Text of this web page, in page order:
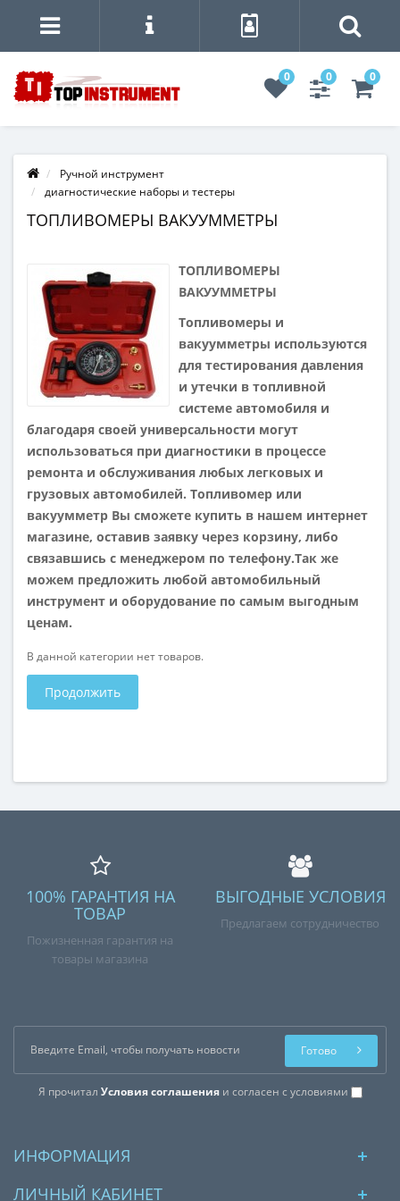
0 0 0
Ручной инструмент
диагностические наборы и тестеры
ТОПЛИВОМЕРЫ ВАКУУММЕТРЫ
ТОПЛИВОМЕРЫ
ВАКУУММЕТРЫ
Топливомеры и
вакуумметры используются
для тестирования давления
и утечки в топливной
системе автомобиля и
благодаря своей универсальности могут
использоваться при диагностики в процессе
ремонта и обслуживания любых легковых и
грузовых автомобилей. Топливомер или
вакуумметр Вы сможете купить в нашем интернет
магазине, оставив заявку через корзину, либо
связавшись с менеджером по телефону.Так же
можем предложить любой автомобильный
инструмент и оборудование по самым выгодным
ценам.
В данной категории нет товаров.
Продолжить
100% ГАРАНТИЯ НА
ТОВАР
Пожизненная гарантия на
товары магазина
ВЫГОДНЫЕ УСЛОВИЯ
Предлагаем сотрудничество
Я прочитал Условия соглашенияи согласен с условиями
Готово
ИНФОРМАЦИЯ
ЛИЧНЫЙ КАБИНЕТ